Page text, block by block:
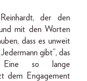
der den
mit den Worten
dass es unweit
gibt”, das
Eine so lange
dem Engagement